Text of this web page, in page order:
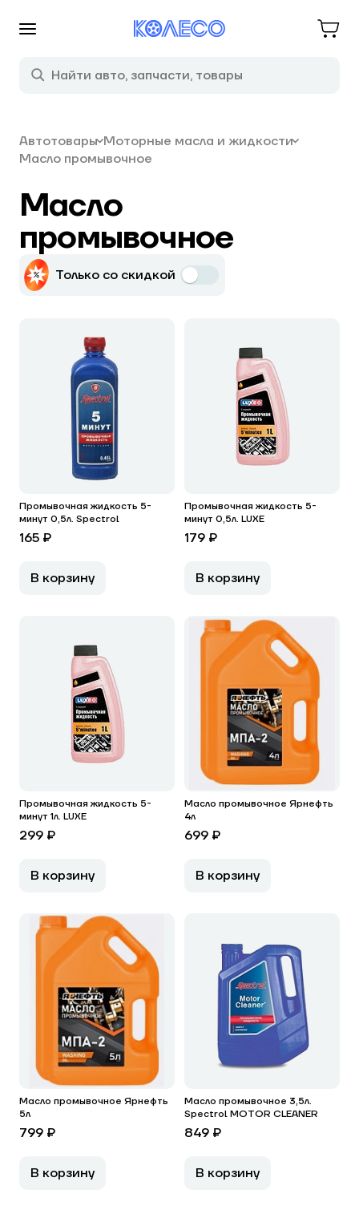
Автотовары Моторные масла и жидкости
Масло промывочное
Масло
промывочное
Только со скидкой
Промывочная жидкость 5-
минут 0,5л. Spectrol
165 ₽
В корзину
Промывочная жидкость 5-
минут 0,5л. LUXE
179 ₽
В корзину
Промывочная жидкость 5-
минут 1л. LUXE
299 ₽
В корзину
Масло промывочное Ярнефть
4л
699 ₽
В корзину
Масло промывочное Ярнефть
5л
799 ₽
В корзину
Масло промывочное 3,5л.
Spectrol MOTOR CLEANER
849 ₽
В корзину